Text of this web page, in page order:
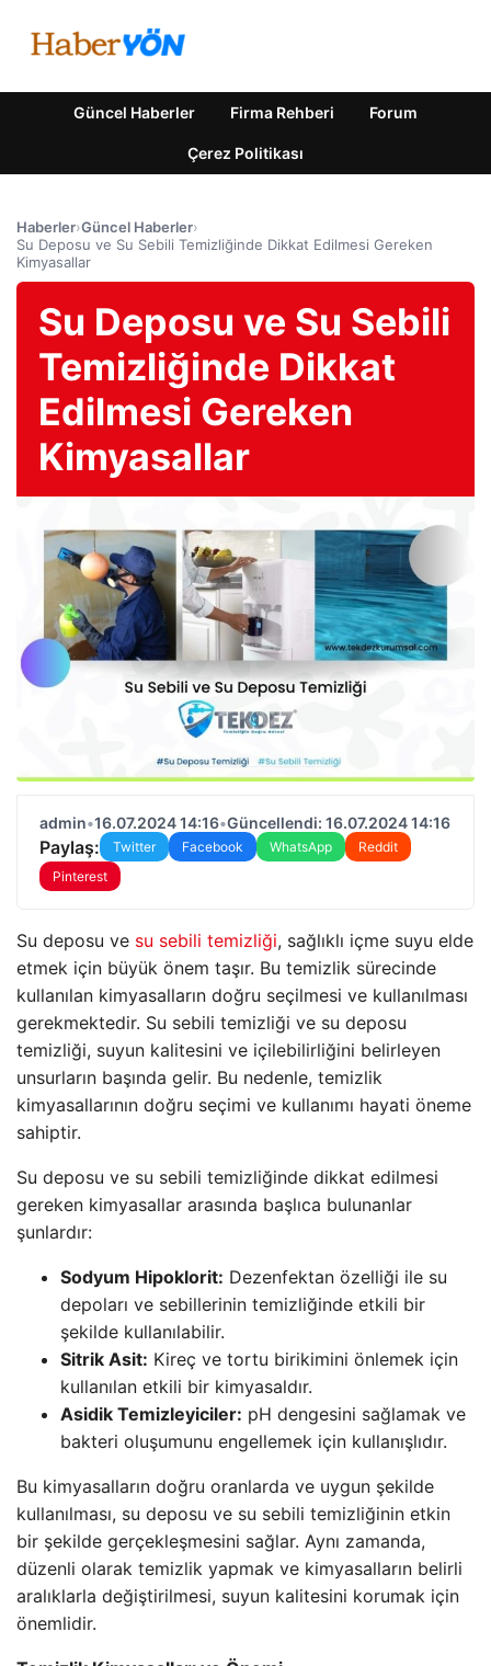
Güncel Haberler Firma Rehberi Forum
Çerez Politikası
Haberler›Güncel Haberler›
Su Deposu ve Su Sebili Temizliğinde Dikkat Edilmesi Gereken
Kimyasallar
Su Deposu ve Su Sebili
Temizliğinde Dikkat
Edilmesi Gereken
Kimyasallar
admin•16.07.2024 14:16•Güncellendi: 16.07.2024 14:16
Paylaş: Twitter Facebook WhatsApp
Reddit
Pinterest
Su deposu ve su sebili temizliği, sağlıklı içme suyu elde
etmek için büyük önem taşır. Bu temizlik sürecinde
kullanılan kimyasalların doğru seçilmesi ve kullanılması
gerekmektedir. Su sebili temizliği ve su deposu
temizliği, suyun kalitesini ve içilebilirliğini belirleyen
unsurların başında gelir. Bu nedenle, temizlik
kimyasallarının doğru seçimi ve kullanımı hayati öneme
sahiptir.
Su deposu ve su sebili temizliğinde dikkat edilmesi
gereken kimyasallar arasında başlıca bulunanlar
şunlardır:
Sodyum Hipoklorit: Dezenfektan özelliği ile su
depoları ve sebillerinin temizliğinde etkili bir
şekilde kullanılabilir.
Sitrik Asit: Kireç ve tortu birikimini önlemek için
kullanılan etkili bir kimyasaldır.
Asidik Temizleyiciler: pH dengesini sağlamak ve
bakteri oluşumunu engellemek için kullanışlıdır.
Bu kimyasalların doğru oranlarda ve uygun şekilde
kullanılması, su deposu ve su sebili temizliğinin etkin
bir şekilde gerçekleşmesini sağlar. Aynı zamanda,
düzenli olarak temizlik yapmak ve kimyasalların belirli
aralıklarla değiştirilmesi, suyun kalitesini korumak için
önemlidir.